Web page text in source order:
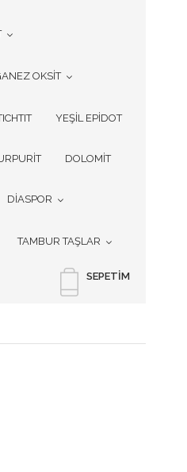
SEPETIM
OKSİT
YEŞİL EPİDOT
DOLOMİT
DİASPOR
TAMBUR TAŞLAR